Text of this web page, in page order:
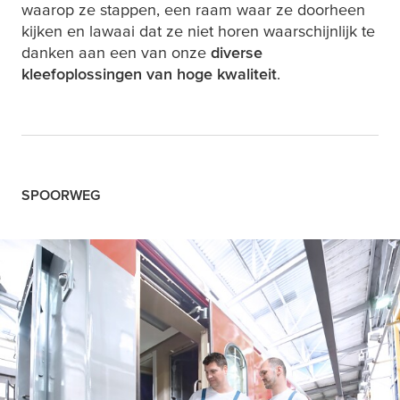
waarop ze stappen, een raam waar ze doorheen
kijken en lawaai dat ze niet horen waarschijnlijk te
danken aan een van onze diverse
kleefoplossingen van hoge kwaliteit.
SPOORWEG